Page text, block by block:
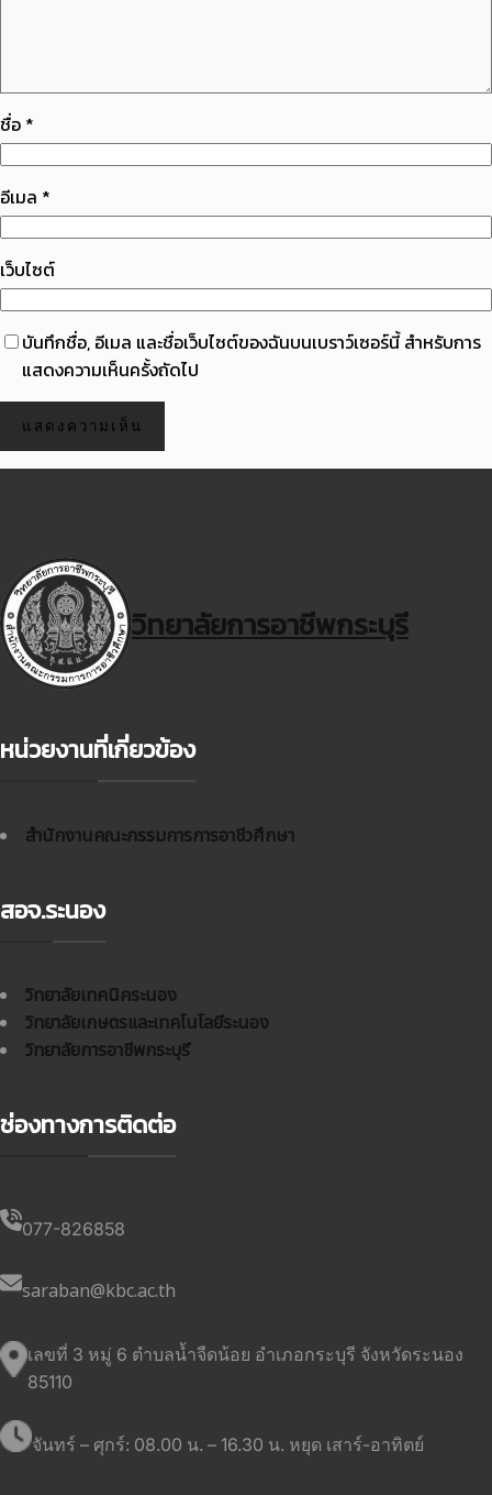
ชื่อ *
อีเมล *
เว็บไซต์
บันทึกชื่อ, อีเมล และชื่อเว็บไซต์ของฉันบนเบราว์เซอร์นี้ สำหรับการ
แสดงความเห็นครั้งถัดไป
วิทยาลัยการอาชีพกระบุรี
หน่วยงานที่เกี่ยวข้อง
สำนักงานคณะกรรมการการอาชีวศึกษา
สอจ.ระนอง
วิทยาลัยเทคนิคระนอง
วิทยาลัยเกษตรและเทคโนโลยีระนอง
วิทยาลัยการอาชีพกระบุรี
ช่องทางการติดต่อ
077-826858
saraban@kbc.ac.th
เลขที่ 3 หมู่ 6 ตำบลน้ำจืดน้อย อำเภอกระบุรี จังหวัดระนอง
85110
จันทร์ – ศุกร์: 08.00 น. – 16.30 น. หยุด เสาร์-อาทิตย์